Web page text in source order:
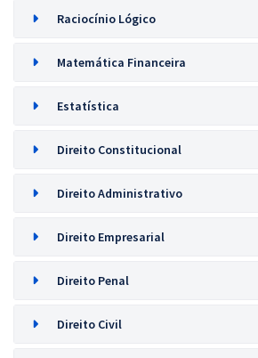
Raciocínio Lógico
Matemática Financeira
Estatística
Direito Constitucional
Direito Administrativo
Direito Empresarial
Direito Penal
Direito Civil